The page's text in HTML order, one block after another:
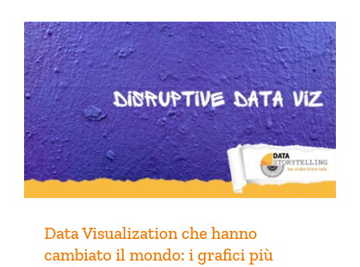
Data Visualization che hanno
cambiato il mondo: i grafici più